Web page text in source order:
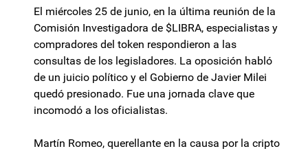
El miércoles 25 de junio, en la última reunión de la
Comisión Investigadora de $LIBRA, especialistas y
compradores del token respondieron a las
consultas de los legisladores. La oposición habló
de un juicio político y el Gobierno de Javier Milei
quedó presionado. Fue una jornada clave que
incomodó a los oficialistas.
Martín Romeo, querellante en la causa por la cripto